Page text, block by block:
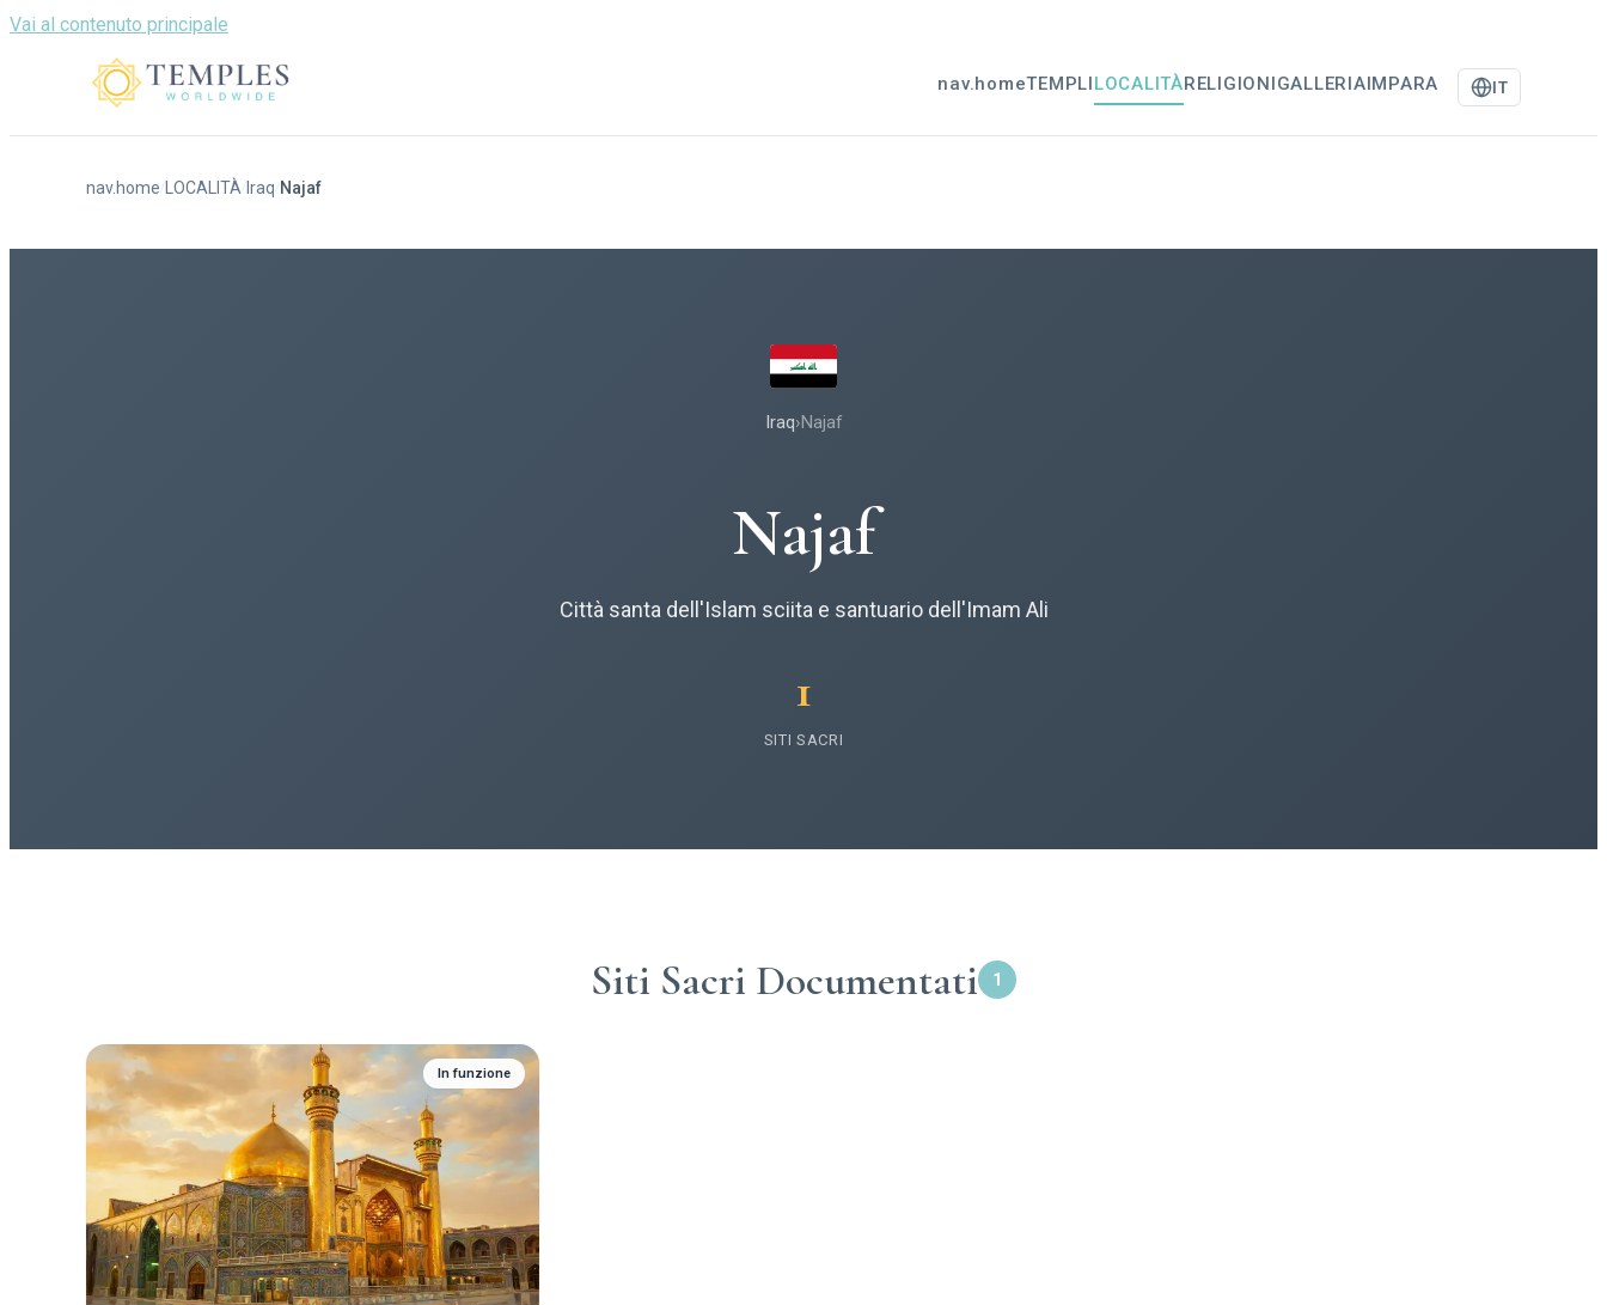
Vai al contenuto principale
nav.homeTEMPLILOCALITÀRELIGIONIGALLERIAIMPARA IT
nav.home LOCALITÀ Iraq Najaf
Iraq›Najaf
Najaf
Città santa dell'Islam sciita e santuario dell'Imam Ali
1
SITI SACRI
Siti Sacri Documentati 1
In funzione